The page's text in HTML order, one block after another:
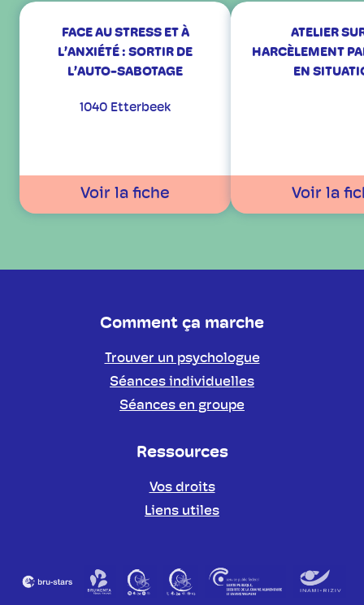
FACE AU STRESS ET À
L’ANXIÉTÉ : SORTIR DE
L’AUTO-SABOTAGE
1040 Etterbeek
Voir la fiche
ATELIER
HARCÈLEMENT
EN
Voir la
Comment ça marche
Trouver un psychologue
Séances individuelles
Séances en groupe
Ressources
Vos droits
Liens utiles
Partenaires